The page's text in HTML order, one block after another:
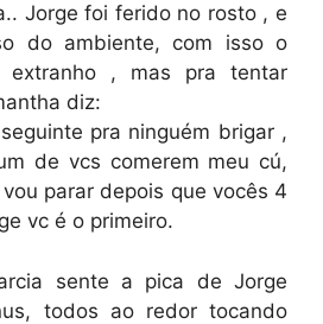
Jorge foi ferido no rosto , e
do ambiente, com isso o
extranho , mas pra tentar
diz:
pra ninguém brigar ,
de vcs comerem meu cú,
parar depois que vocês 4
vc é o primeiro.
sente a pica de Jorge
todos ao redor tocando